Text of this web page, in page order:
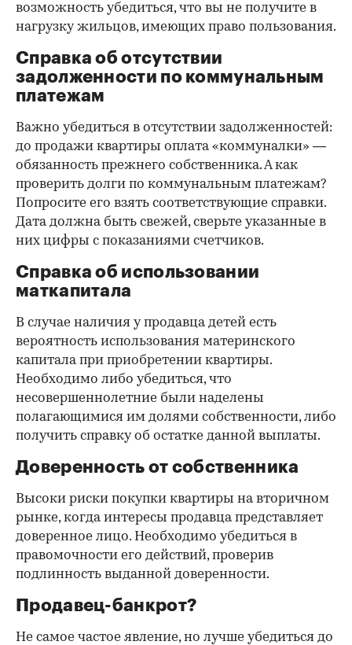
возможность убедиться, что вы не получите в
нагрузку жильцов, имеющих право пользования.
Справка об отсутствии
задолженности по коммунальным
платежам
Важно убедиться в отсутствии задолженностей:
до продажи квартиры оплата «коммуналки» —
обязанность прежнего собственника. А как
проверить долги по коммунальным платежам?
Попросите его взять соответствующие справки.
Дата должна быть свежей, сверьте указанные в
них цифры с показаниями счетчиков.
Справка об использовании
маткапитала
В случае наличия у продавца детей есть
вероятность использования материнского
капитала при приобретении квартиры.
Необходимо либо убедиться, что
несовершеннолетние были наделены
полагающимися им долями собственности, либо
получить справку об остатке данной выплаты.
Доверенность от собственника
Высоки риски покупки квартиры на вторичном
рынке, когда интересы продавца представляет
доверенное лицо. Необходимо убедиться в
правомочности его действий, проверив
подлинность выданной доверенности.
Продавец-банкрот?
Не самое частое явление, но лучше убедиться до